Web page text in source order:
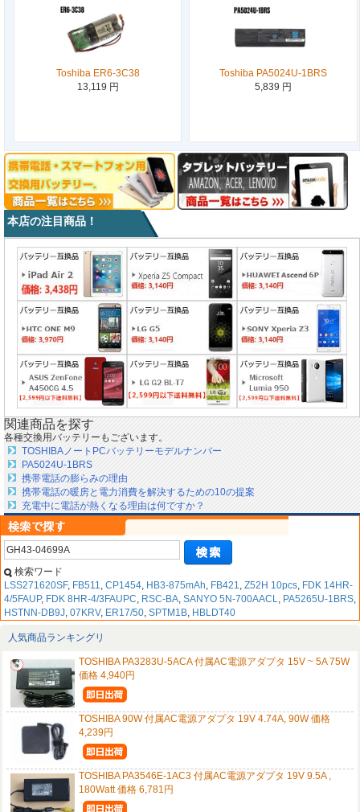
Toshiba ER6-3C38
13,119 円
Toshiba PA5024U-1BRS
5,839 円
本店の注目商品！
関連商品を探す
各種交換用バッテリーもございます。
TOSHIBAノートPCバッテリーモデルナンバー
PA5024U-1BRS
携帯電話の膨らみの理由
携帯電話の暖房と電力消費を解決するための10の提案
充電中に電話が熱くなる理由は何ですか？
検索ワード
LSS271620SF, FB511, CP1454, HB3-875mAh, FB421, Z52H 10pcs, FDK 14HR-
4/5FAUP, FDK 8HR-4/3FAUPC, RSC-BA, SANYO 5N-700AACL, PA5265U-1BRS,
HSTNN-DB9J, 07KRV, ER17/50, SPTM1B, HBLDT40
人気商品ランキングリ
TOSHIBA PA3283U-5ACA 付属AC電源アダプタ 15V ~ 5A 75W
価格 4,940円
TOSHIBA 90W 付属AC電源アダプタ 19V 4.74A, 90W 価格
4,239円
TOSHIBA PA3546E-1AC3 付属AC電源アダプタ 19V 9.5A ,
180Watt 価格 6,781円